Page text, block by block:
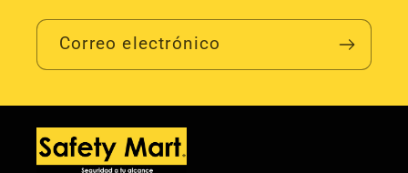
Correo electrónico